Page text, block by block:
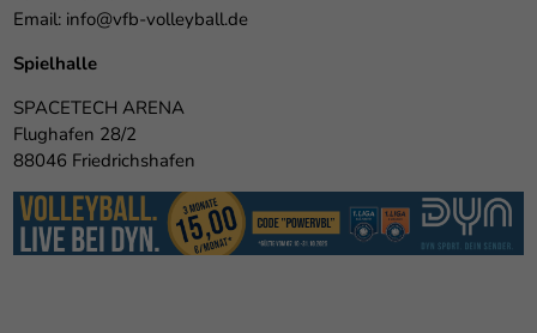
Email: info@vfb-volleyball.de
Spielhalle
SPACETECH ARENA
Flughafen 28/2
88046 Friedrichshafen